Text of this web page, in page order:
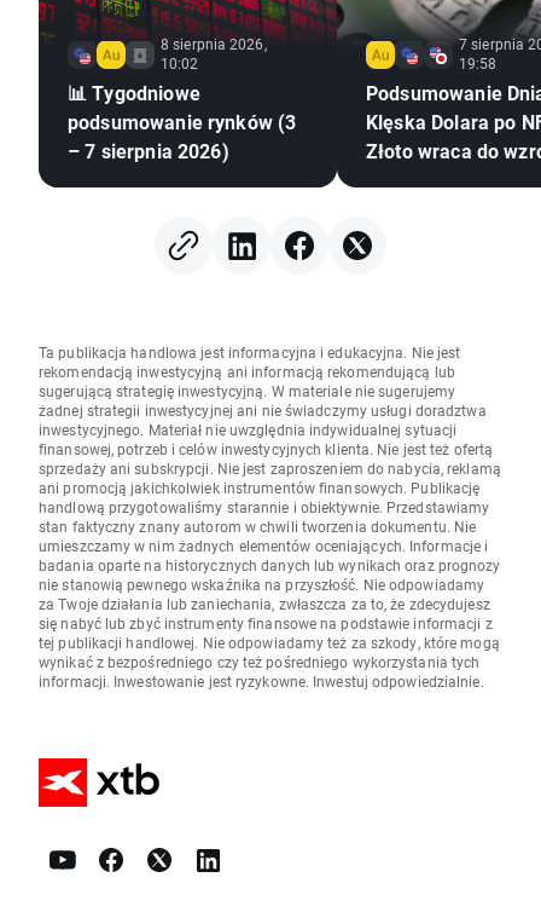
8 sierpnia 2026,
10:02
📊 Tygodniowe
podsumowanie rynków (3
– 7 sierpnia 2026)
7 sierpnia
19:58
Podsumowanie
Klęska Dolara po
Złoto wraca do
Ta publikacja handlowa jest informacyjna i edukacyjna. Nie jest
rekomendacją inwestycyjną ani informacją rekomendującą lub
sugerującą strategię inwestycyjną. W materiale nie sugerujemy
żadnej strategii inwestycyjnej ani nie świadczymy usługi doradztwa
inwestycyjnego. Materiał nie uwzględnia indywidualnej sytuacji
finansowej, potrzeb i celów inwestycyjnych klienta. Nie jest też ofertą
sprzedaży ani subskrypcji. Nie jest zaproszeniem do nabycia, reklamą
ani promocją jakichkolwiek instrumentów finansowych. Publikację
handlową przygotowaliśmy starannie i obiektywnie. Przedstawiamy
stan faktyczny znany autorom w chwili tworzenia dokumentu. Nie
umieszczamy w nim żadnych elementów oceniających. Informacje i
badania oparte na historycznych danych lub wynikach oraz prognozy
nie stanowią pewnego wskaźnika na przyszłość. Nie odpowiadamy
za Twoje działania lub zaniechania, zwłaszcza za to, że zdecydujesz
się nabyć lub zbyć instrumenty finansowe na podstawie informacji z
tej publikacji handlowej. Nie odpowiadamy też za szkody, które mogą
wynikać z bezpośredniego czy też pośredniego wykorzystania tych
informacji. Inwestowanie jest ryzykowne. Inwestuj odpowiedzialnie.